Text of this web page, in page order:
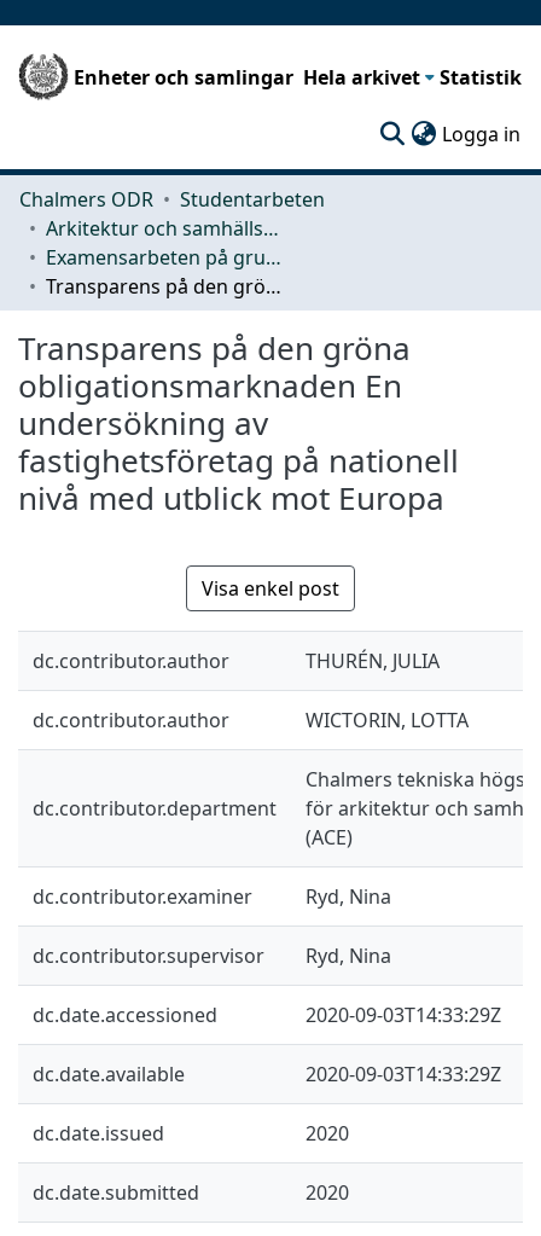
Enheter och samlingar Hela arkivet Statistik
Logga in
Chalmers ODR
Studentarbeten
Arkitektur och samhällsbyggnadsteknik (ACE)
Examensarbeten på grundnivå
Transparens på den gröna obligationsmarknaden En undersökning av fastighetsföretag på nationell nivå med utblick mot Europa
Transparens på den gröna
obligationsmarknaden En
undersökning av
fastighetsföretag på nationell
nivå med utblick mot Europa
Visa enkel post
dc.contributor.author THURÉN, JULIA
dc.contributor.author WICTORIN, LOTTA
dc.contributor.department
Chalmers tekniska
för arkitektur och
(ACE)
dc.contributor.examiner Ryd, Nina
dc.contributor.supervisor Ryd, Nina
dc.date.accessioned 2020-09-03T14:33:29Z
dc.date.available 2020-09-03T14:33:29Z
dc.date.issued 2020
dc.date.submitted 2020